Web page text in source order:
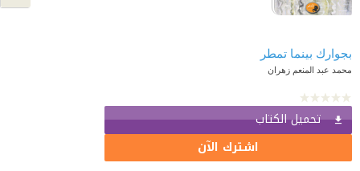
بجوارك بينما تمطر
محمد عبد المنعم زهران
تحميل الكتاب
اشترك الآن